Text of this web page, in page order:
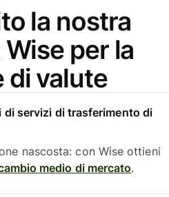
la nostra
per la
di valute
di servizi di trasferimento di
nascosta: con Wise ottieni
medio di mercato.